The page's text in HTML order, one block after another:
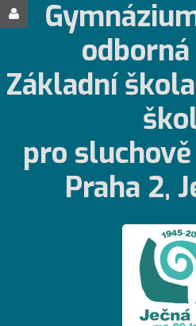
Základní
pro
Praha 2,